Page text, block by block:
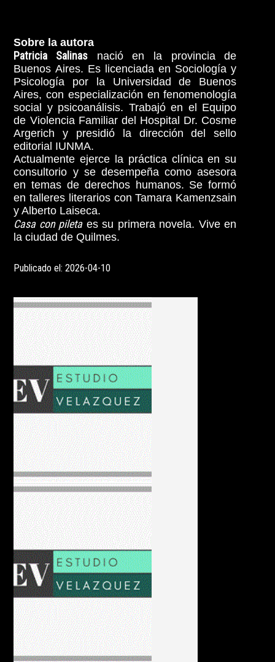
Sobre la autora
Patricia Salinas nació en la provincia de
Buenos Aires. Es licenciada en Sociología y
Psicología por la Universidad de Buenos
Aires, con especialización en fenomenología
social y psicoanálisis. Trabajó en el Equipo
de Violencia Familiar del Hospital Dr. Cosme
Argerich y presidió la dirección del sello
editorial IUNMA.
Actualmente ejerce la práctica clínica en su
consultorio y se desempeña como asesora
en temas de derechos humanos. Se formó
en talleres literarios con Tamara Kamenzsain
y Alberto Laiseca.
Casa con piletaes su primera novela. Vive en
la ciudad de Quilmes.
Publicado el: 2026-04-10